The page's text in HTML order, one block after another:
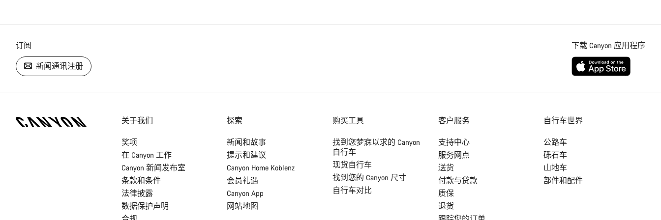
订阅
新闻通讯注册
下载 Canyon 应用程序
关于我们
奖项
在 Canyon 工作
Canyon 新闻发布室
条款和条件
法律披露
数据保护声明
探索
新闻和故事
提示和建议
Canyon Home Koblenz
会员礼遇
Canyon App
网站地图
购买工具
找到您梦寐以求的 Canyon
自行车
现货自行车
找到您的 Canyon 尺寸
自行车对比
客户服务
支持中心
服务网点
送货
付款与贷款
质保
退货
自行车世界
公路车
砾石车
山地车
部件和配件